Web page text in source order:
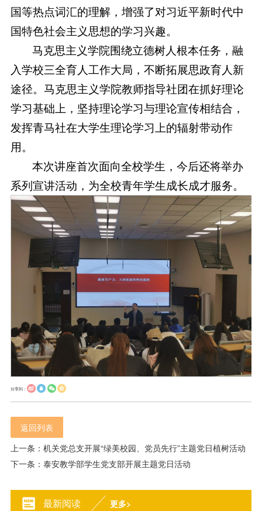
国等热点词汇的理解，增强了对习近平新时代中
国特色社会主义思想的学习兴趣。
马克思主义学院围绕立德树人根本任务，融
入学校三全育人工作大局，不断拓展思政育人新
途径。马克思主义学院教师指导社团在抓好理论
学习基础上，坚持理论学习与理论宣传相结合，
发挥青马社在大学生理论学习上的辐射带动作
用。
本次讲座首次面向全校学生，今后还将举办
系列宣讲活动，为全校青年学生成长成才服务。
分享到：
返回列表
上一条：机关党总支开展“绿美校园、党员先行”主题党日植树活动
下一条：泰安教学部学生党支部开展主题党日活动
最新阅读 更多>